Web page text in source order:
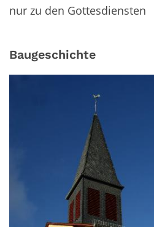
nur zu den Gottesdiensten
Baugeschichte